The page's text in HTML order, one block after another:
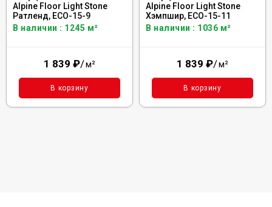
Alpine Floor Light Stone
Ратленд, ECO-15-9
В наличии : 1245 м²
1 839 ₽/м²
В корзину
Alpine Floor Light Stone
Хэмпшир, ECO-15-11
В наличии : 1036 м²
1 839 ₽/м²
В корзину